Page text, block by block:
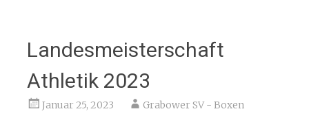
Landesmeisterschaft
Athletik 2023
Januar 25, 2023 Grabower SV - Boxen